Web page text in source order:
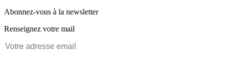
Abonnez-vous à la newsletter
Renseignez votre mail